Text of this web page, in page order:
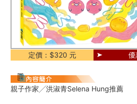
定價：$320 元
親子作家╱洪淑青Selena Hung推薦